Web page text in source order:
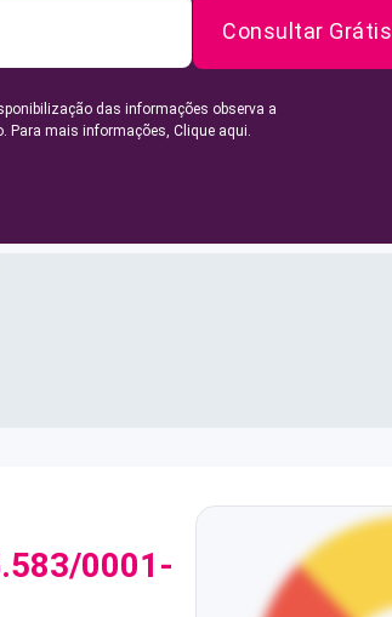
Consultar Grátis
das informações observa a
Para mais informações, Clique aqui.
0001-